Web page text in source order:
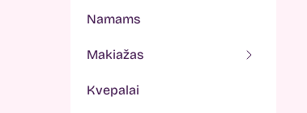
namams
makiažas
kvepalai